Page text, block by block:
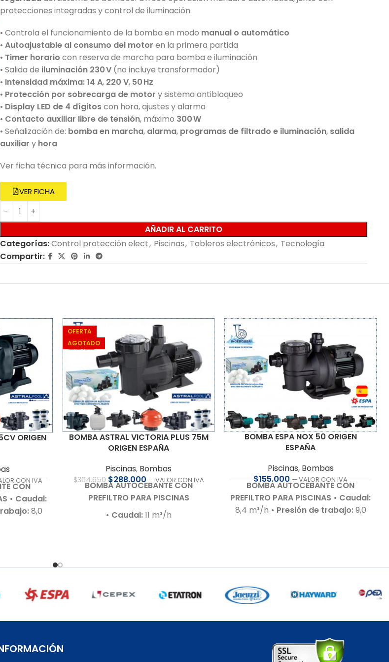
protecciones integradas y control de iluminación.
• Controla el funcionamiento de la bomba en modo manual o automático
• Autoajustable al consumo del motor en la primera partida
• Timer horario con reserva de marcha para bomba e iluminación
• Salida de iluminación 230 V(no incluye transformador)
• Intensidad máxima: 14 A, 220 V, 50 Hz
• Protección por sobrecarga de motor y sistema antibloqueo
• Display LED de 4 dígitoscon hora, ajustes y alarma
• Contacto auxiliar libre de tensión, máximo 300 W
• Señalización de: bomba en marcha, alarma, programas de filtrado e iluminación, salida
auxiliar y hora
Ver ficha técnica para más información.
VER FICHA
AÑADIR AL CARRITO
Categorías:Control protección elect, Piscinas, Tableros electrónicos, Tecnología
Compartir:
ORIGEN
CON IVA
CON
• Caudal:
8,0
cláusula
•
OFERTA
AGOTADO
BOMBA ASTRAL VICTORIA PLUS 75M
ORIGEN ESPAÑA
Piscinas, Bombas
$304.650 $288.000 — VALOR CON IVA
BOMBA AUTOCEBANTE CON
PREFILTRO PARA PISCINAS
• Caudal:11 m³/h
de última generación
BOMBA ESPA NOX 50 ORIGEN
ESPAÑA
Piscinas, Bombas
$155.000 — VALOR CON IVA
BOMBA AUTOCEBANTE CON
PREFILTRO PARA PISCINAS • Caudal:
8,4 m³/h • Presión de trabajo:9,0
50 mm• Cable de conexión:Con
enchufe tipo F
Agua salada hasta 7 g/L• Cuerpo
alta calidad• Garantía:Según
Recomendación:Usar protector
eléctrico guarda motor RETIRO EN